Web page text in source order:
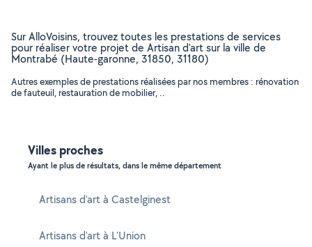
Sur AlloVoisins, trouvez toutes les prestations de services
pour réaliser votre projet de Artisan d'art sur la ville de
Montrabé (Haute-garonne, 31850, 31180)
Autres exemples de prestations réalisées par nos membres : rénovation
de fauteuil, restauration de mobilier, ..
Villes proches
Ayant le plus de résultats, dans le même département
Artisans d'art à Castelginest
Artisans d'art à L'Union